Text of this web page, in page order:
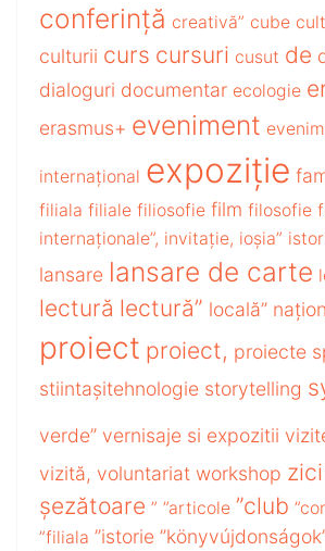
conferință creativă” cube
culturii curs cursuri cusut de
dialoguri documentar ecologie
erasmus+ eveniment
internațional expoziție
filiala filiale filiosofie film filosofie
internaționale”, invitație, ioșia”
lansare lansare de carte
lectură lectură” locală”
proiect proiect, proiecte
stiintașitehnologie storytelling
verde” vernisaje si expozitii
vizită, voluntariat workshop zici
șezătoare ” ”articole ”club
”filiala ”istorie